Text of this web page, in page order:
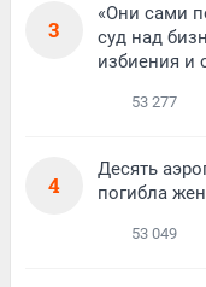
3
«Они сами
суд над
избиения и
53 277
4
Десять
погибла
53 049